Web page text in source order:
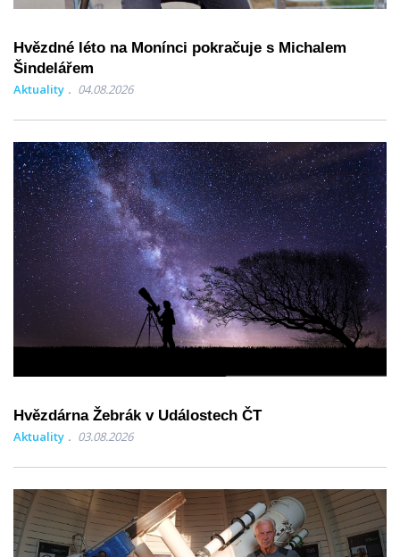
Hvězdné léto na Monínci pokračuje s Michalem
Šindelářem
Aktuality 04.08.2026
Hvězdárna Žebrák v Událostech ČT
Aktuality 03.08.2026